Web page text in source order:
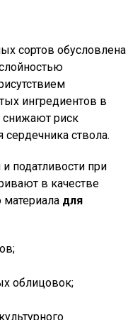
сортов обусловлена
ингредиентов в
снижают риск
ствола.
и податливости при
в качестве
материала для
облицовок;